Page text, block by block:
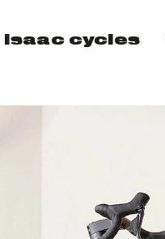
isaac cycles